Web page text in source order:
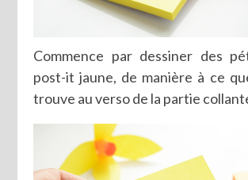
Commence par dessiner des
post-it jaune, de manière à ce
trouve au verso de la partie